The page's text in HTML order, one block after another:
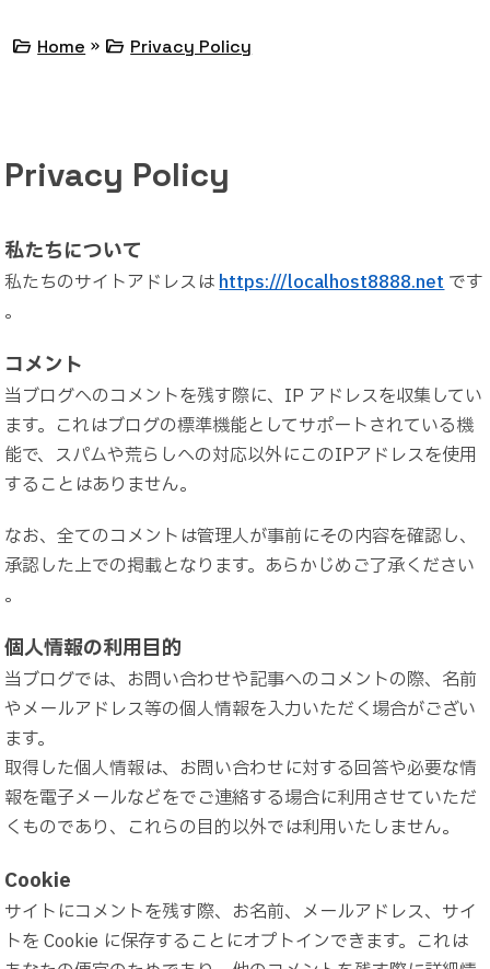
folder_open Home » folder_open Privacy Policy
Privacy Policy
私たちについて
私たちのサイトアドレスはhttps:///localhost8888.netです
。
コメント
当ブログへのコメントを残す際に、IP アドレスを収集してい
ます。これはブログの標準機能としてサポートされている機
能で、スパムや荒らしへの対応以外にこのIPアドレスを使用
することはありません。
なお、全てのコメントは管理人が事前にその内容を確認し、
承認した上での掲載となります。あらかじめご了承ください
。
個人情報の利用目的
当ブログでは、お問い合わせや記事へのコメントの際、名前
やメールアドレス等の個人情報を入力いただく場合がござい
ます。
取得した個人情報は、お問い合わせに対する回答や必要な情
報を電子メールなどをでご連絡する場合に利用させていただ
くものであり、これらの目的以外では利用いたしません。
Cookie
サイトにコメントを残す際、お名前、メールアドレス、サイ
トを Cookie に保存することにオプトインできます。これは